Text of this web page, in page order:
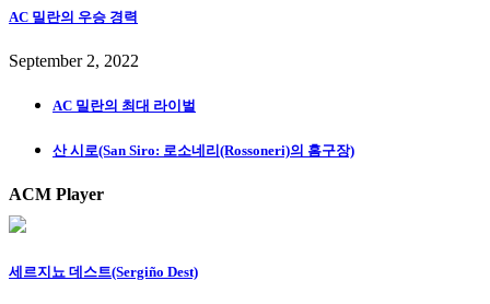
AC 밀란의 우승 경력
September 2, 2022
AC 밀란의 최대 라이벌
산 시로(San Siro: 로소네리(Rossoneri)의 홈구장)
ACM Player
세르지뇨 데스트(Sergiño Dest)